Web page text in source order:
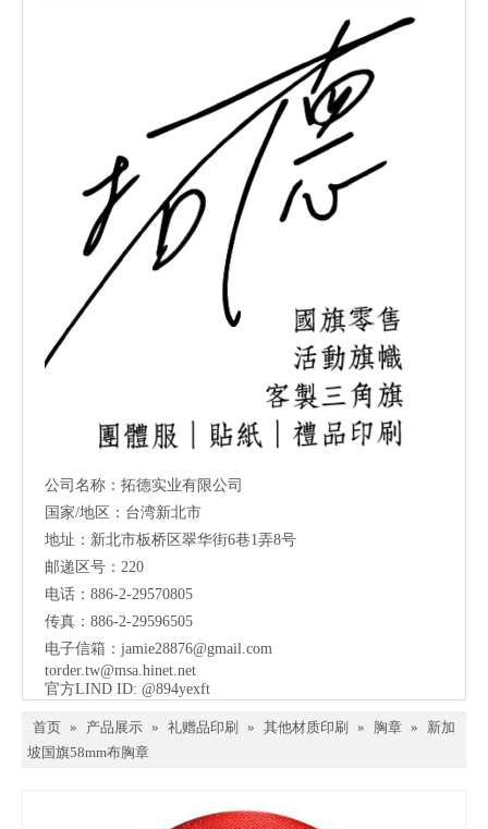
公司名称：拓德实业有限公司
国家/地区：台湾新北市
地址：新北市板桥区翠华街6巷1弄8号
邮递区号：220
电话：886-2-29570805
传真：886-2-29596505
电子信箱： jamie28876@gmail.com
torder.tw@msa.hinet.net
官方LIND ID: @894yexft
首页 » 产品展示 » 礼赠品印刷 » 其他材质印刷 » 胸章 »
新加
坡国旗58mm布胸章